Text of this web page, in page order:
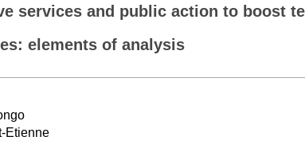
services and public action to boost
elements of analysis
Etienne